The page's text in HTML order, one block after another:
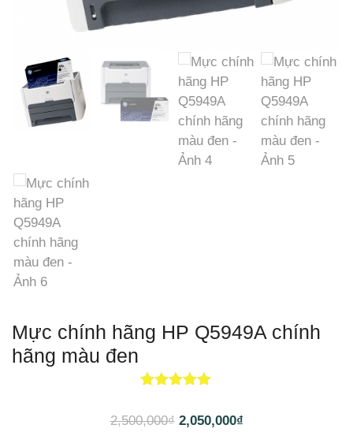
Mực chính hãng HP Q5949A chính
hãng màu đen
đánh giá
2,500,000₫ 2,050,000₫